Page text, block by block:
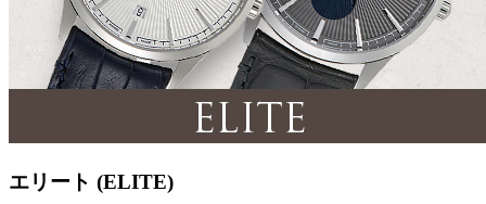
エリート (ELITE)